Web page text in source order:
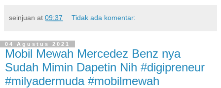
seinjuan at 09:37 Tidak ada komentar:
04 Agustus 2021
Mobil Mewah Mercedez Benz nya
Sudah Mimin Dapetin Nih #digipreneur
#milyadermuda #mobilmewah